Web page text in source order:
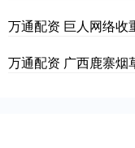
万通配资 巨人网络收
万通配资 广西鹿寨烟